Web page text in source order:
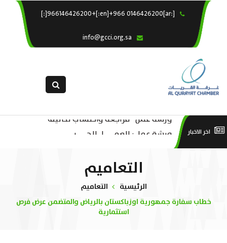
[:ar]966146426200+[:en]+966 0146426200[:] ×
خدماتنا
التقديم الالكترونى
اخر الاخبار
ورشة عمل “مراجعة واحتساب تكاليف
بدء ومزاولة وإنهاء الأعمال الاقتصادية
لقطاع الترفيه – الثقافة – السياحة”
ورشة عمل : العمـــــل الحـــــر
التعاميم
الرئيسية
التعاميم
خطاب سفارة جمهورية اوزباكستان بالرياض والمتضمن عرض فرص
استثمارية